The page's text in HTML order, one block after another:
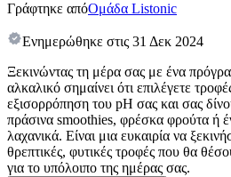
Γράφτηκε απόΟμάδα Listonic
Ενημερώθηκε στις 31 Δεκ 2024
Ξεκινώντας τη μέρα σας με ένα
αλκαλικό σημαίνει ότι επιλέγετε
εξισορρόπηση του pH σας και σας
πράσινα smoothies, φρέσκα φρούτα ή
λαχανικά. Είναι μια ευκαιρία να
θρεπτικές, φυτικές τροφές που θα
για το υπόλοιπο της ημέρας σας.